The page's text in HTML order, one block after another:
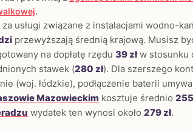
.
za usługi związane z instalacjami wodno-
przewyższają średnią krajową. Musisz
na dopłatę rzędu 39 złw stosunku
stawek (280 zł). Dla szerszego
(woj. łódzkie), podłączenie baterii
Mazowieckim kosztuje średnio 255
wydatek ten wynosi około 279 zł.